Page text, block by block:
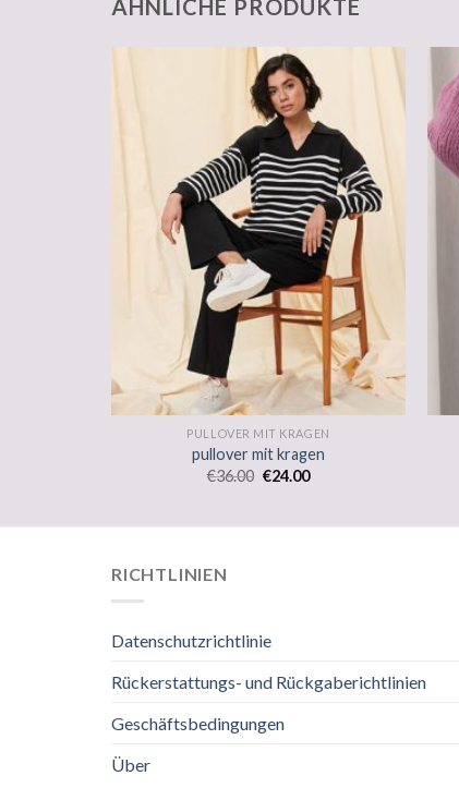
ÄHNLICHE PRODUKTE
PULLOVER MIT KRAGEN
pullover mit kragen
€36.00 €24.00
RICHTLINIEN
Datenschutzrichtlinie
Rückerstattungs- und Rückgaberichtlinien
Geschäftsbedingungen
Über